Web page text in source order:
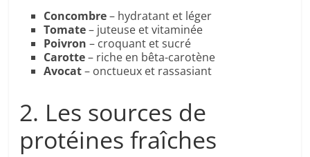
Concombre– hydratant et léger
Tomate– juteuse et vitaminée
Poivron – croquant et sucré
Carotte– riche en bêta-carotène
Avocat– onctueux et rassasiant
2. Les sources de
protéines fraîches